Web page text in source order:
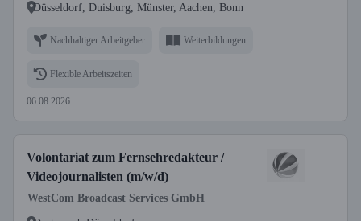
Düsseldorf, Duisburg, Münster, Aachen, Bonn
Nachhaltiger Arbeitgeber Weiterbildungen
Flexible Arbeitszeiten
06.08.2026
Volontariat zum Fernsehredakteur /
Videojournalisten (m/w/d)
WestCom Broadcast Services GmbH